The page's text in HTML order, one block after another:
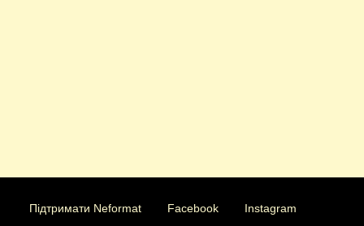
Підтримати Neformat Facebook Instagram